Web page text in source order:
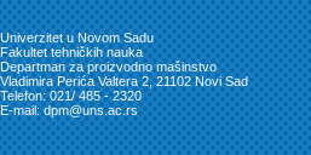
Univerzitet u Novom Sadu
Fakultet tehničkih nauka
Departman za proizvodno mašinstvo
Vladimira Perića Valtera 2, 21102 Novi Sad
Telefon: 021/ 485 - 2320
E-mail: dpm@uns.ac.rs